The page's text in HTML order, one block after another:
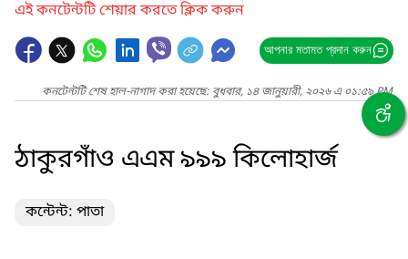
এই কনটেন্টটি শেয়ার করতে ক্লিক করুন
আপনার মতামত প্রদান করুন
কনটেন্টটি শেষ হাল-নাগাদ করা হয়েছে: বুধবার, ১৪ জানুয়ারী, ২০২৬ এ ০১:৫৯ PM
ঠাকুরগাঁও এএম ৯৯৯ কিলোহার্জ
কন্টেন্ট: পাতা